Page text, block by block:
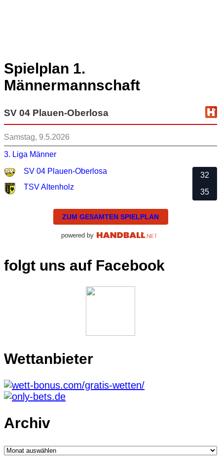
Spielplan 1.
Männermannschaft
SV 04 Plauen-Oberlosa
Samstag, 9.5.2026
3. Liga Männer
SV 04 Plauen-Oberlosa
TSV Altenholz
32
35
ZUM GESAMTEN SPIELPLAN
powered by
folgt uns auf Facebook
Wettanbieter
Archiv
Archiv